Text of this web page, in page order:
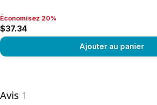
Économisez 20%, $37.34
Économisez 20%
$37.34
Ajouter au panier
Avis 1